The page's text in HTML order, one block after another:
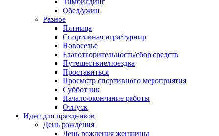
Тимбилдинг
Обед/ужин
Разное
Пятница
Спортивная игра/турнир
Новоселье
Благотворительность/сбор средств
Путешествие/поездка
Проставиться
Просмотр спортивного мероприятия
Субботник
Начало/окончание работы
Отпуск
Идеи для праздников
День рождения
День рождения женщины